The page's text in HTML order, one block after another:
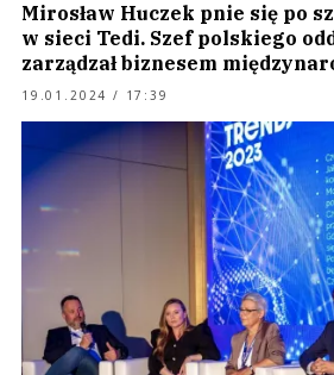
Mirosław Huczek pnie się po
w sieci Tedi. Szef polskiego
zarządzał biznesem
19.01.2024 / 17:39